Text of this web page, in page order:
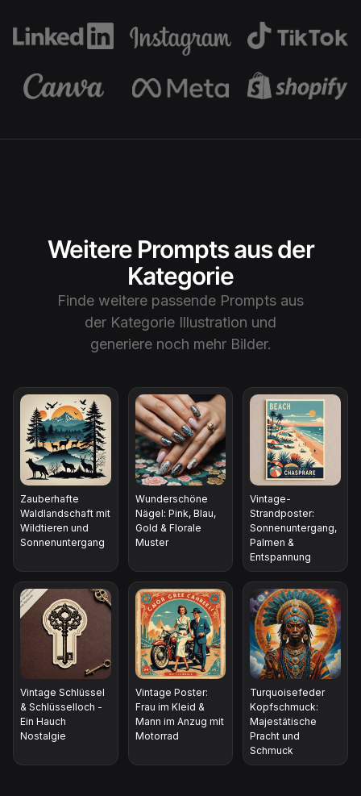
Weitere Prompts aus der
Kategorie
Finde weitere passende Prompts aus
der Kategorie Illustration und
generiere noch mehr Bilder.
Zauberhafte
Waldlandschaft mit
Wildtieren und
Sonnenuntergang
Wunderschöne
Nägel: Pink, Blau,
Gold & Florale
Muster
Vintage-
Strandposter:
Sonnenuntergang,
Palmen &
Entspannung
Vintage Schlüssel
& Schlüsselloch -
Ein Hauch
Nostalgie
Vintage Poster:
Frau im Kleid &
Mann im Anzug mit
Motorrad
Turquoisefeder
Kopfschmuck:
Majestätische
Pracht und
Schmuck